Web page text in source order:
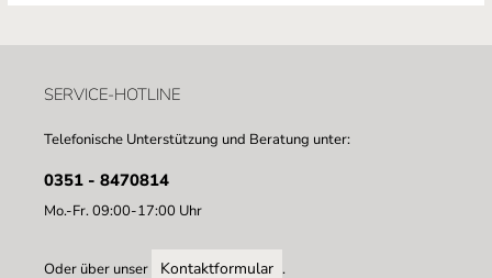
SERVICE-HOTLINE
Telefonische Unterstützung und Beratung unter:
0351 - 8470814
Mo.-Fr. 09:00-17:00 Uhr
Oder über unser Kontaktformular .